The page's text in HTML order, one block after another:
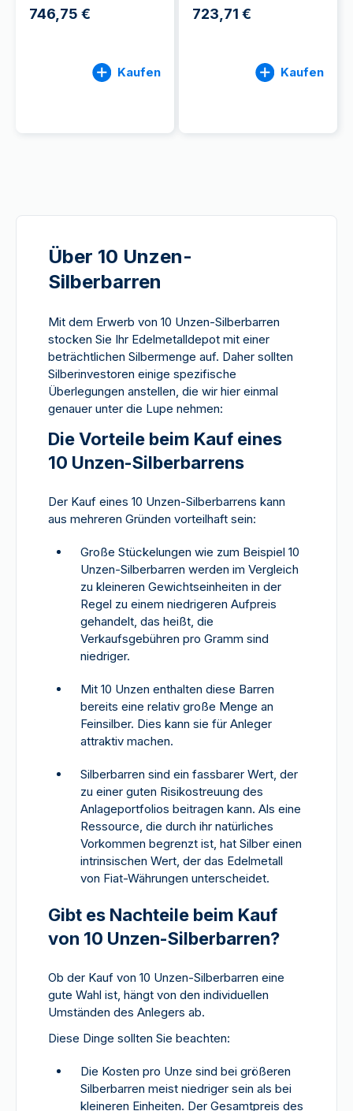
746,75 €
Kaufen
723,71 €
Kaufen
Über 10 Unzen-
Silberbarren
Mit dem Erwerb von 10 Unzen-Silberbarren
stocken Sie Ihr Edelmetalldepot mit einer
beträchtlichen Silbermenge auf. Daher sollten
Silberinvestoren einige spezifische
Überlegungen anstellen, die wir hier einmal
genauer unter die Lupe nehmen:
Die Vorteile beim Kauf eines
10 Unzen-Silberbarrens
Der Kauf eines 10 Unzen-Silberbarrens kann
aus mehreren Gründen vorteilhaft sein:
Große Stückelungen wie zum Beispiel 10
Unzen-Silberbarren werden im Vergleich
zu kleineren Gewichtseinheiten in der
Regel zu einem niedrigeren Aufpreis
gehandelt, das heißt, die
Verkaufsgebühren pro Gramm sind
niedriger.
Mit 10 Unzen enthalten diese Barren
bereits eine relativ große Menge an
Feinsilber. Dies kann sie für Anleger
attraktiv machen.
Silberbarren sind ein fassbarer Wert, der
zu einer guten Risikostreuung des
Anlageportfolios beitragen kann. Als eine
Ressource, die durch ihr natürliches
Vorkommen begrenzt ist, hat Silber einen
intrinsischen Wert, der das Edelmetall
von Fiat-Währungen unterscheidet.
Gibt es Nachteile beim Kauf
von 10 Unzen-Silberbarren?
Ob der Kauf von 10 Unzen-Silberbarren eine
gute Wahl ist, hängt von den individuellen
Umständen des Anlegers ab.
Diese Dinge sollten Sie beachten:
Die Kosten pro Unze sind bei größeren
Silberbarren meist niedriger sein als bei
kleineren Einheiten. Der Gesamtpreis des